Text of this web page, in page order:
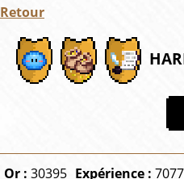
Retour
Or :30395 Expérience :